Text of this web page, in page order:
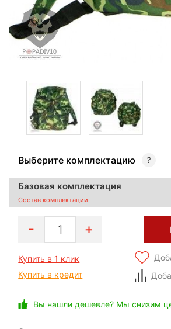
Выберите комплектацию
Базовая комплектация
Состав комплектации
1
Купить в 1 клик
Купить в кредит
Вы нашли дешевле? Мы снизим